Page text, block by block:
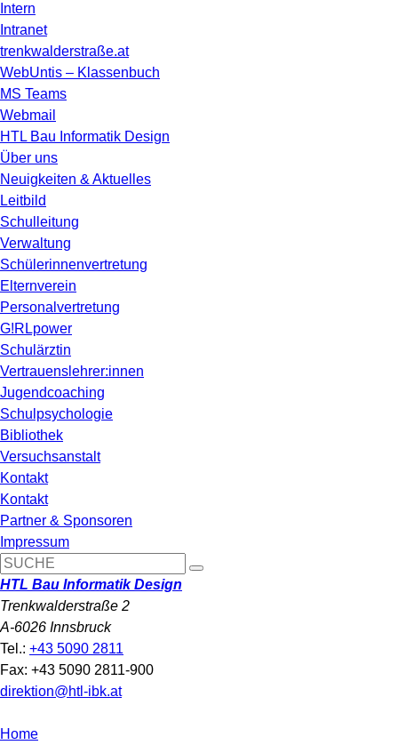
Intern
Intranet
trenkwalderstraße.at
WebUntis – Klassenbuch
MS Teams
Webmail
HTL Bau Informatik Design
Über uns
Neuigkeiten & Aktuelles
Leitbild
Schulleitung
Verwaltung
Schülerinnenvertretung
Elternverein
Personalvertretung
G!RLpower
Schulärztin
Vertrauenslehrer:innen
Jugendcoaching
Schulpsychologie
Bibliothek
Versuchsanstalt
Kontakt
Kontakt
Partner & Sponsoren
Impressum
HTL Bau Informatik Design
Trenkwalderstraße 2
A-6026 Innsbruck
Tel.: +43 5090 2811
Fax: +43 5090 2811-900
direktion@htl-ibk.at
Home